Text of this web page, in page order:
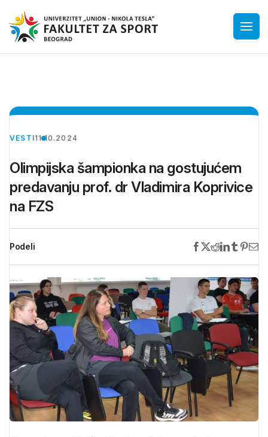
VESTI11.10.2024
Olimpijska šampionka na gostujućem
predavanju prof. dr Vladimira Koprivice
na FZS
Podeli